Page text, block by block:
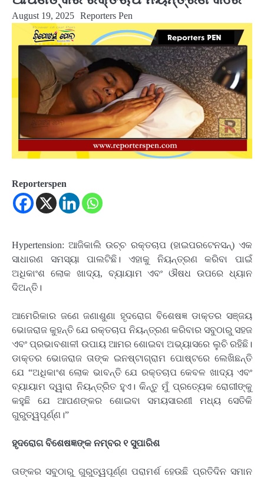
August 19, 2025 Reporters Pen
Reporterspen
Hypertension: ଆଜିକାଲି ଉଚ୍ଚ ରକ୍ତଚାପ (ହାଇପରଟେନସନ୍) ଏକ
ସାଧାରଣ ସମସ୍ୟା ପାଲଟିଛି। ଏହାକୁ ନିୟନ୍ତ୍ରଣ କରିବା ପାଇଁ
ଅଧିକାଂଶ ଲୋକ ଖାଦ୍ୟ, ବ୍ୟାୟାମ ଏବଂ ଔଷଧ ଉପରେ ଧ୍ୟାନ
ଦିଅନ୍ତି।
ଆମେରିକାର ଜଣେ ଜଣାଶୁଣା ହୃଦରୋଗ ବିଶେଷଜ୍ଞ ଡାକ୍ତର ସଞ୍ଜୟ
ଭୋଜରାଜ କୁହନ୍ତି ଯେ ରକ୍ତଚାପ ନିୟନ୍ତ୍ରଣ କରିବାର ସବୁଠାରୁ ସହଜ
ଏବଂ ପ୍ରଭାବଶାଳୀ ଉପାୟ ଆମର ଶୋଇବା ଅଭ୍ୟାସରେ ଲୁଚି ରହିଛି।
ଡାକ୍ତର ଭୋଜରାଜ ତାଙ୍କ ଇନଷ୍ଟାଗ୍ରାମ ପୋଷ୍ଟରେ ଲେଖିଛନ୍ତି
ଯେ “ଅଧିକାଂଶ ଲୋକ ଭାବନ୍ତି ଯେ ରକ୍ତଚାପ କେବଳ ଖାଦ୍ୟ ଏବଂ
ବ୍ୟାୟାମ ଦ୍ୱାରା ନିୟନ୍ତ୍ରିତ ହୁଏ। କିନ୍ତୁ ମୁଁ ପ୍ରତ୍ୟେକ ରୋଗୀଙ୍କୁ
କହୁଛି ଯେ ଆପଣଙ୍କର ଶୋଇବା ସମୟସାରଣୀ ମଧ୍ୟ ସେତିକି
ଗୁରୁତ୍ୱପୂର୍ଣ୍ଣ।”
ହୃଦରୋଗ ବିଶେଷଜ୍ଞଙ୍କ ନମ୍ବର ୧ ସୁପାରିଶ
ତାଙ୍କର ସବୁଠାରୁ ଗୁରୁତ୍ୱପୂର୍ଣ୍ଣ ପରାମର୍ଶ ହେଉଛି ପ୍ରତିଦିନ ସମାନ